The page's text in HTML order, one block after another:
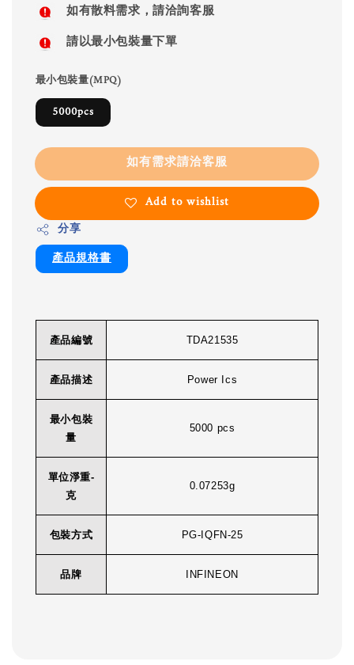
如有散料需求，請洽詢客服
請以最小包裝量下單
最小包裝量(MPQ)
5000pcs
如有需求請洽客服
Add to wishlist
分享
產品規格書
產品編號 TDA21535
產品描述 Power Ics
最小包裝
量
5000 pcs
單位淨重-
克
0.07253g
包裝方式 PG-IQFN-25
品牌 INFINEON